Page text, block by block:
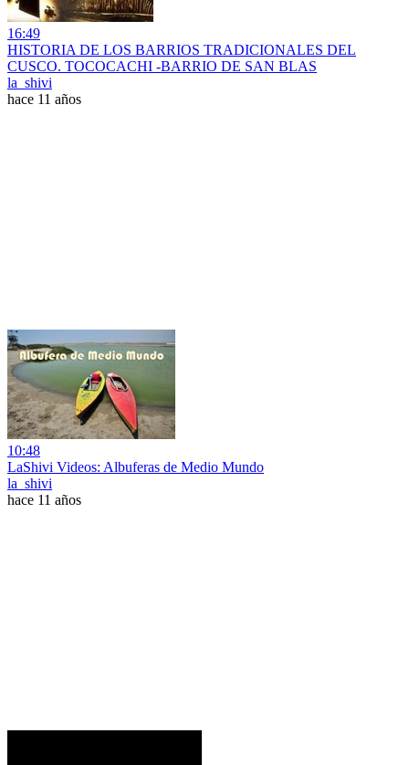
16:49
HISTORIA DE LOS BARRIOS TRADICIONALES DEL
CUSCO. TOCOCACHI -BARRIO DE SAN BLAS
la_shivi
hace 11 años
10:48
LaShivi Videos: Albuferas de Medio Mundo
la_shivi
hace 11 años